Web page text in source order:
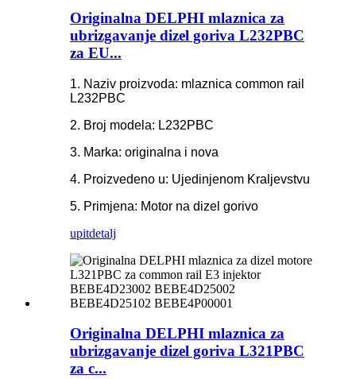
Originalna DELPHI mlaznica za
ubrizgavanje dizel goriva L232PBC
za EU...
1. Naziv proizvoda: mlaznica common rail
L232PBC
2. Broj modela: L232PBC
3. Marka: originalna i nova
4. Proizvedeno u: Ujedinjenom Kraljevstvu
5. Primjena: Motor na dizel gorivo
upitdetalj
Originalna DELPHI mlaznica za
ubrizgavanje dizel goriva L321PBC
za c...